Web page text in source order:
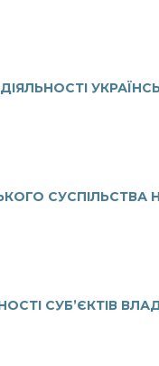
СУСПІЛЬСТВА
СУБ’ЄКТІВ